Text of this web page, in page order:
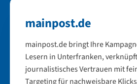
mainpost.de
mainpost.de bringt Ihre
Lesern in Unterfranken,
journalistisches Vertrauen mit
Targeting für nachweisbare